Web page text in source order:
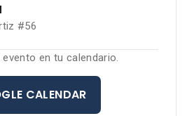
#56
en tu calendario.
CALENDAR